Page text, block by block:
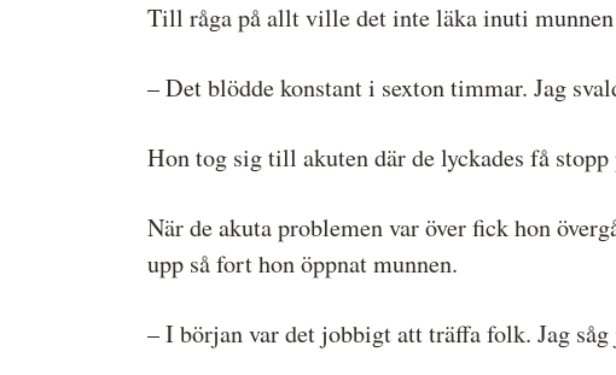
Till råga på allt ville det inte läka inuti munnen
– Det blödde konstant i sexton timmar. Jag
Hon tog sig till akuten där de lyckades få stopp
När de akuta problemen var över fick hon
upp så fort hon öppnat munnen.
– I början var det jobbigt att träffa folk. Jag